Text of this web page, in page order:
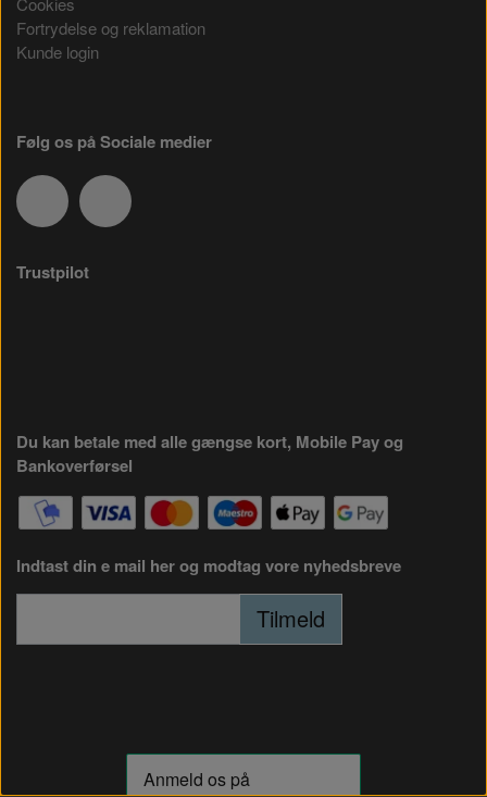
Fortrydelse og reklamation
Kunde login
Følg os på Sociale medier
Trustpilot
Du kan betale med alle gængse kort, Mobile Pay og
Bankoverførsel
Indtast din e mail her og modtag vore nyhedsbreve
Tilmeld